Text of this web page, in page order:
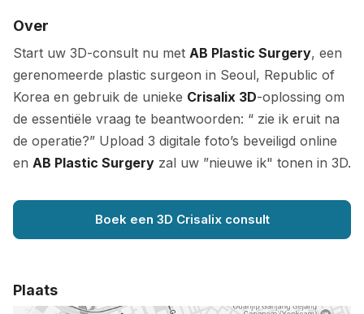
Over
Start uw 3D-consult nu met AB Plastic Surgery, een
gerenomeerde plastic surgeon in Seoul, Republic of
Korea en gebruik de unieke Crisalix 3D-oplossing om
de essentiële vraag te beantwoorden: “ zie ik eruit na
de operatie?” Upload 3 digitale foto’s beveiligd online
en AB Plastic Surgery zal uw ”nieuwe ik" tonen in 3D.
Boek een 3D Crisalix consult
Plaats